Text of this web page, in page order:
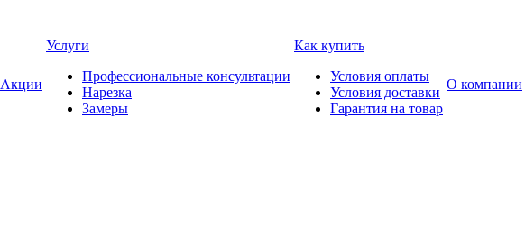
Акции
Услуги
Профессиональные консультации
Нарезка
Замеры
Как купить
Условия оплаты
Условия доставки
Гарантия на товар
О компании